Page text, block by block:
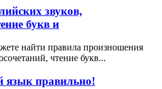
звуков,
букв и
найти правила произношения
чтение букв...
язык правильно!